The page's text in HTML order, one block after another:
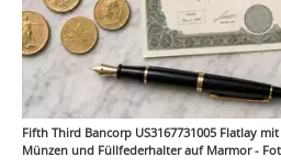
Fifth Third Bancorp US3167731005 Flatlay
Münzen und Füllfederhalter auf Marmor -